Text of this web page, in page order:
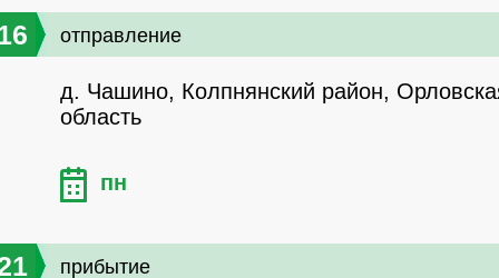
отправление
д. Чашино, Колпнянский район,
область
пн
прибытие